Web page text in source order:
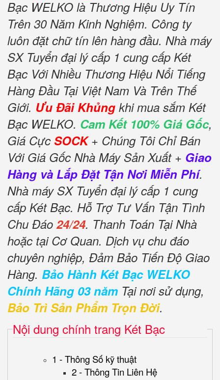
Bạc WELKO là Thương Hiệu Uy Tín
Trên 30 Năm Kinh Nghiệm. Công ty
luôn đặt chữ tín lên hàng đầu. Nhà máy
SX Tuyển đại lý cấp 1 cung cấp Két
Bạc Với Nhiều Thương Hiệu Nổi Tiếng
Hàng Đầu Tại Việt Nam Và Trên Thế
Giới. Ưu Đãi Khủng khi mua sắm Két
Bạc WELKO. Cam Kết 100% Giá Gốc,
Giá Cực SOCK+ Chúng Tôi Chỉ Bán
Với Giá Gốc Nhà Máy Sản Xuất + Giao
Hàng và Lắp Đặt Tận Nơi Miễn Phí.
Nhà máy SX Tuyển đại lý cấp 1 cung
cấp Két Bạc. Hỗ Trợ Tư Vấn Tận Tình
Chu Đáo 24/24. Thanh Toán Tại Nhà
hoặc tại Cơ Quan. Dịch vụ chu đáo
chuyên nghiệp, Đảm Bảo Tiến Độ Giao
Hàng. Bảo Hành Két Bạc WELKO
Chính Hãng 03 năm Tại nơi sử dụng,
Bảo Trì Sản Phẩm Trọn Đời.
Nội dung chính trang Két Bạc
1 - Thông Số kỹ thuật
2 - Thông Tin Liên Hệ